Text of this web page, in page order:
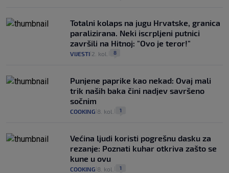
Totalni kolaps na jugu Hrvatske, granica
paralizirana. Neki iscrpljeni putnici
završili na Hitnoj: "Ovo je teror!"
VIJESTI 2. kol. 8
Punjene paprike kao nekad: Ovaj mali
trik naših baka čini nadjev savršeno
sočnim
COOKING 8. kol. 1
Većina ljudi koristi pogrešnu dasku za
rezanje: Poznati kuhar otkriva zašto se
kune u ovu
COOKING 8. kol. 1